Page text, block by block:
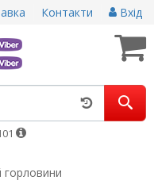
Контакти Вхід